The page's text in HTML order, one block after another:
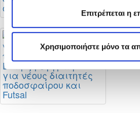
Επιτρέπεται η
Χρησιμοποιήστε μόνο τα
οδηγίες της ΚΟΠ
Έναρξη εγγραφών
για νέους διαιτητές
ποδοσφαίρου και
Futsal